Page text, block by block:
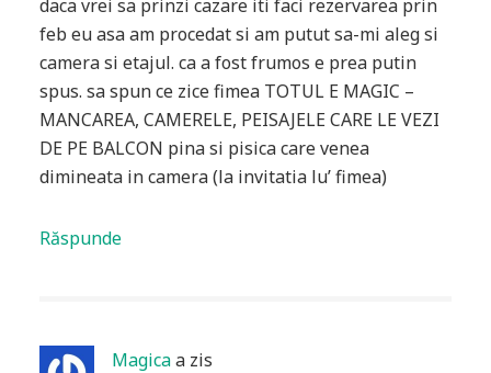
daca vrei sa prinzi cazare iti faci rezervarea prin
feb eu asa am procedat si am putut sa-mi aleg si
camera si etajul. ca a fost frumos e prea putin
spus. sa spun ce zice fimea TOTUL E MAGIC –
MANCAREA, CAMERELE, PEISAJELE CARE LE VEZI
DE PE BALCON pina si pisica care venea
dimineata in camera (la invitatia lu’ fimea)
Răspunde
Magicaa zis